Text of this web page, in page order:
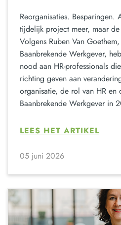
Reorganisaties. Besparingen.
tijdelijk project meer, maar
Volgens Ruben Van
Baanbrekende Werkgever,
nood aan HR-professionals
richting geven aan
organisatie, de rol van HR en
Baanbrekende Werkgever in
LEES HET ARTIKEL
05 juni 2026